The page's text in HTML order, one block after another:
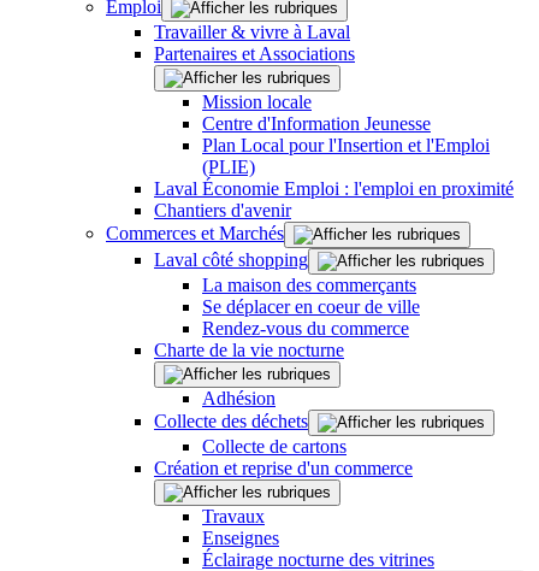
Emploi
Travailler & vivre à Laval
Partenaires et Associations
Mission locale
Centre d'Information Jeunesse
Plan Local pour l'Insertion et l'Emploi
(PLIE)
Laval Économie Emploi : l'emploi en proximité
Chantiers d'avenir
Commerces et Marchés
Laval côté shopping
La maison des commerçants
Se déplacer en coeur de ville
Rendez-vous du commerce
Charte de la vie nocturne
Adhésion
Collecte des déchets
Collecte de cartons
Création et reprise d'un commerce
Travaux
Enseignes
Éclairage nocturne des vitrines